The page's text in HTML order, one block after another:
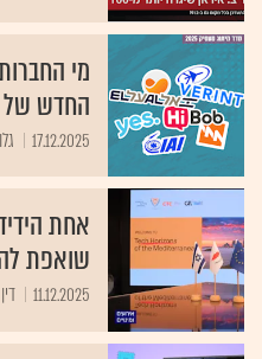
מי
החדש של
17.12.2025
אחת
שואפת
11.12.2025